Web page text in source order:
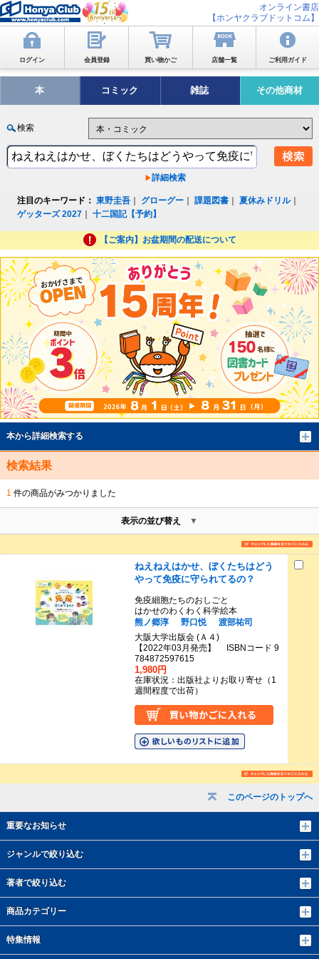
オンライン書店
【ホンヤクラブドットコム】
ログイン 会員登録 買い物かご 店舗一覧 ご利用ガイド
本 コミック 雑誌 その他商材
検索
詳細検索
注目のキーワード： 東野圭吾 グローグー ｜課題図書 ｜夏休みドリル｜
ゲッターズ 2027 ｜十二国記【予約】
【ご案内】お盆期間の配送について
このページのトップへ
重要なお知らせ
ジャンルで絞り込む
著者で絞り込む
商品カテゴリー
特集情報
本から詳細検索する
検索結果
1 件の商品がみつかりました
表示の並び替え
ねえねえはかせ、ぼくたちはどう
やって免疫に守られてるの？
免疫細胞たちのおしごと
はかせのわくわく科学絵本
熊ノ郷淳
野口悦
渡部祐司
大阪大学出版会 (Ａ４)
【2022年03月発売】 ISBNコード 9
784872597615
1,980円
在庫状況：出版社よりお取り寄せ（1
週間程度で出荷）